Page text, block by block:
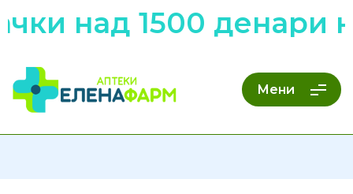
над 1500 денари
Мени